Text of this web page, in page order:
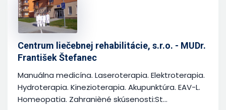
Centrum liečebnej rehabilitácie, s.r.o. - MUDr.
František Štefanec
Manuálna medicína. Laseroterapia. Elektroterapia.
Hydroterapia. Kinezioterapia. Akupunktúra. EAV-L.
Homeopatia. Zahranièné skúsenosti:St...